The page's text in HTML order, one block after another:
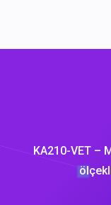
KA210-VET –